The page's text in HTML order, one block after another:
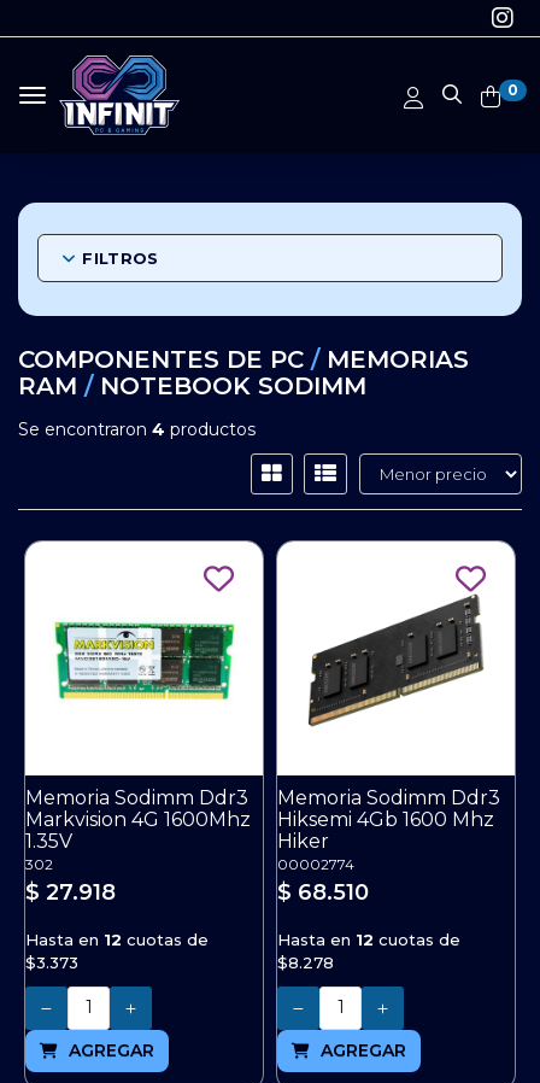
0
Toggle navigation
FILTROS
COMPONENTES DE PC / MEMORIAS
RAM / NOTEBOOK SODIMM
Se encontraron 4 productos
Memoria Sodimm Ddr3
Markvision 4G 1600Mhz
1.35V
302
$ 27.918
Hasta en 12 cuotas de
$3.373
Cantidad
AGREGAR
Memoria Sodimm Ddr3
Hiksemi 4Gb 1600 Mhz
Hiker
00002774
$ 68.510
Hasta en 12 cuotas de
$8.278
Cantidad
AGREGAR